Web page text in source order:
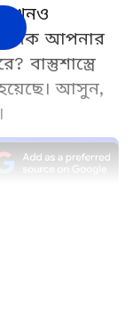
কখনও
দিক আপনার
বাস্তুশাস্ত্রে
আসুন,